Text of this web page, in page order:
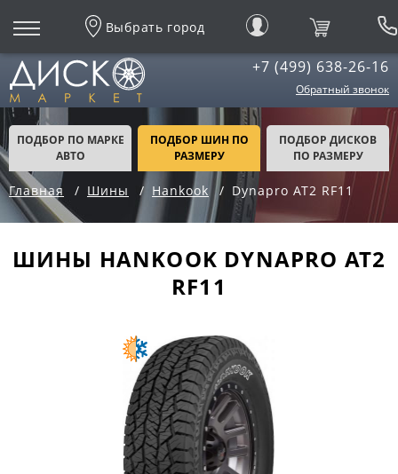
Выбрать город
+7 (499) 638-26-16
Обратный звонок
ПОДБОР ПО МАРКЕ
АВТО
ПОДБОР ШИН ПО
РАЗМЕРУ
ПОДБОР ДИСКОВ
ПО РАЗМЕРУ
Главная Шины Hankook Dynapro AT2 RF11
ШИНЫ HANKOOK DYNAPRO AT2
RF11